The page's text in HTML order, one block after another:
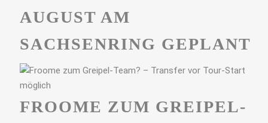
UGUST AM S
ACHSENRING GEPLANT
FROOME ZUM GREIPEL-